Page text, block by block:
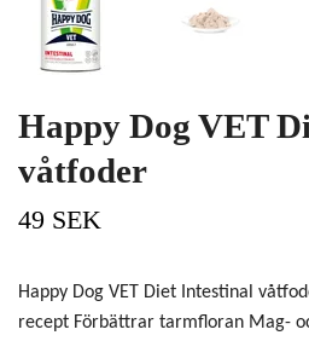
Happy Dog VET
våtfoder
49 SEK
Happy Dog VET Diet Intestinal
recept Förbättrar tarmfloran Mag-